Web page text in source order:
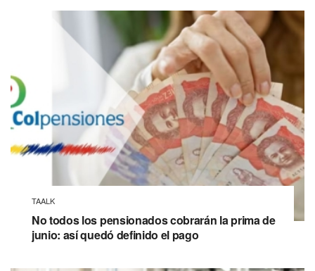
TAALK
No todos los pensionados cobrarán la prima de
junio: así quedó definido el pago